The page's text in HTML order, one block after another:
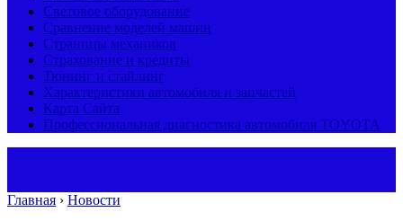
Световое оборудование
Сравнение моделей машин
Страницы механиков
Страхование и кредиты
Тюнинг и стайлинг
Характеристики автомобиля и запчастей
Карта Сайта
Профессиональная диагностика автомобиля TOYOTA
Главная › Новости